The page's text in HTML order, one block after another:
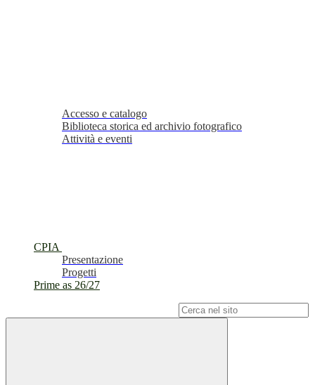
Accesso e catalogo
Biblioteca storica ed archivio fotografico
Attività e eventi
CPIA
Presentazione
Progetti
Prime as 26/27